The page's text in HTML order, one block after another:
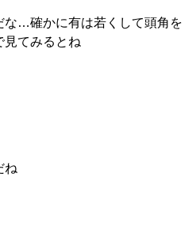
な…確かに有は若くして頭角を
見てみるとね
ね